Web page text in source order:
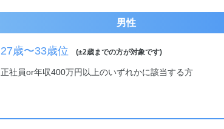
男性
27歳〜33歳位 (±2歳までの方が対象です)
正社員or年収400万円以上のいずれかに該当する方